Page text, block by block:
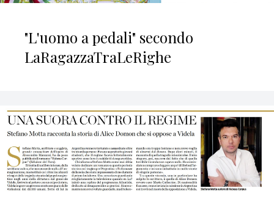
"L'uomo a pedali" secondo
LaRagazzaTraLeRighe